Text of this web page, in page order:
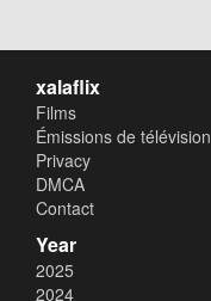
xalaflix
Films
Émissions de télévision
Privacy
DMCA
Contact
Year
2025
2024